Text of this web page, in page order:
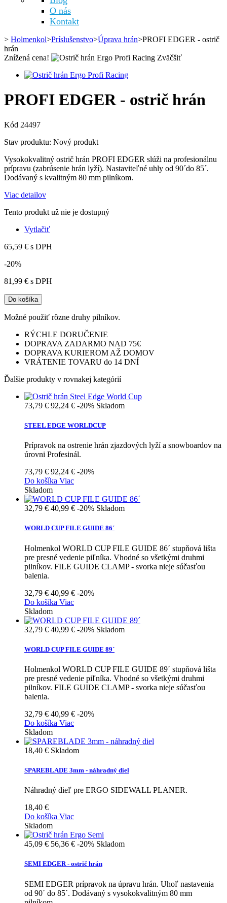
O nás
Kontakt
> Holmenkol>Príslušenstvo>Úprava hrán>PROFI EDGER - ostrič
hrán
Znížená cena!
Zväčšiť
PROFI EDGER - ostrič hrán
Kód 24497
Stav produktu: Nový produkt
Vysokokvalitný ostrič hrán PROFI EDGER slúži na profesionálnu
prípravu (zabrúsenie hrán lyží). Nastaviteľné uhly od 90´do 85´.
Dodávaný s kvalitným 80 mm pilníkom.
Viac detailov
Tento produkt už nie je dostupný
Vytlačiť
65,59 € s DPH
-20%
81,99 € s DPH
Do košíka
Možné použiť rôzne druhy pilníkov.
RÝCHLE DORUČENIE
DOPRAVA ZADARMO NAD 75€
DOPRAVA KURIEROM AŽ DOMOV
VRÁTENIE TOVARU do 14 DNÍ
Ďalšie produkty v rovnakej kategórií
73,79 € 92,24 € -20% Skladom
STEEL EDGE WORLDCUP
Prípravok na ostrenie hrán zjazdových lyží a snowboardov na
úrovni Profesinál.
73,79 € 92,24 € -20%
Do košíka Viac
Skladom
32,79 € 40,99 € -20% Skladom
WORLD CUP FILE GUIDE 86´
Holmenkol WORLD CUP FILE GUIDE 86´ stupňová lišta
pre presné vedenie piľníka. Vhodné so všetkými druhmi
pilníkov. FILE GUIDE CLAMP - svorka nieje súčasťou
balenia.
32,79 € 40,99 € -20%
Do košíka Viac
Skladom
32,79 € 40,99 € -20% Skladom
WORLD CUP FILE GUIDE 89´
Holmenkol WORLD CUP FILE GUIDE 89´ stupňová lišta
pre presné vedenie piľníka. Vhodné so všetkými druhmi
pilníkov. FILE GUIDE CLAMP - svorka nieje súčasťou
balenia.
32,79 € 40,99 € -20%
Do košíka Viac
Skladom
18,40 € Skladom
SPAREBLADE 3mm - náhradný diel
Náhradný dieľ pre ERGO SIDEWALL PLANER.
18,40 €
Do košíka Viac
Skladom
45,09 € 56,36 € -20% Skladom
SEMI EDGER - ostrič hrán
SEMI EDGER prípravok na úpravu hrán. Uhoľ nastavenia
od 90´ do 85´. Dodávaný s vysokokvalitným 80 mm